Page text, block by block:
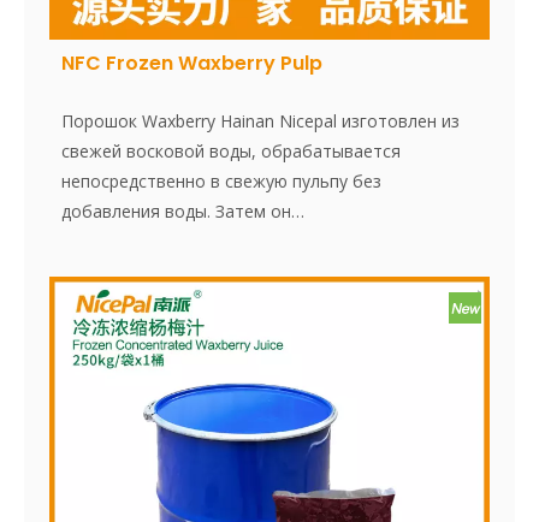
NFC Frozen Waxberry Pulp
Порошок Waxberry Hainan Nicepal изготовлен из
свежей восковой воды, обрабатывается
непосредственно в свежую пульпу без
добавления воды. Затем он
передовой технологии сушилки, эффективно
сохраняя содержание питания и оригинальный
вкус восковой куки. Пульса удобна в
использовании.